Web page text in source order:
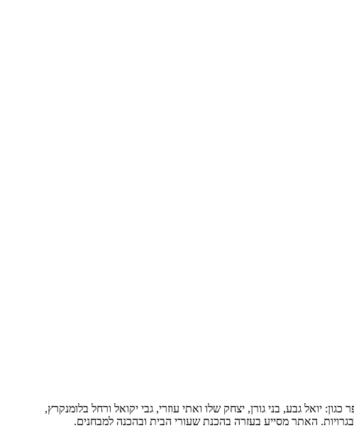
יואל גבע, בני גורן, יצחק שלו ואתי עוזרי, גבי יקואל ורחל בלומנקרץ,
האתר מסייע בעזרה בהכנת שעורי הבית ובהכנה למבחנים.